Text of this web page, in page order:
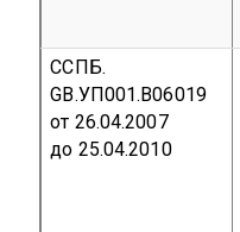
ССПБ.
GB.УП001.В06019
от 26.04.2007
до 25.04.2010